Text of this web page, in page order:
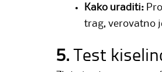
Kako uraditi:
trag, verovatno
5. Test